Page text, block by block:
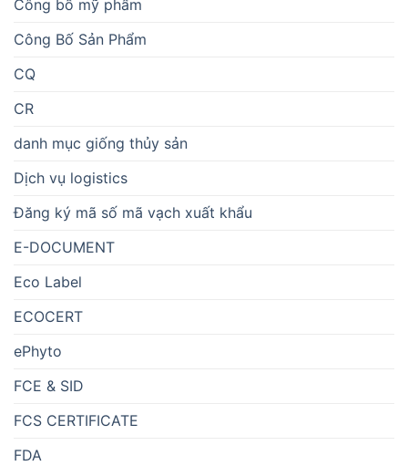
Công bố mỹ phẩm
Công Bố Sản Phẩm
CQ
CR
danh mục giống thủy sản
Dịch vụ logistics
Đăng ký mã số mã vạch xuất khẩu
E-DOCUMENT
Eco Label
ECOCERT
ePhyto
FCE & SID
FCS CERTIFICATE
FDA